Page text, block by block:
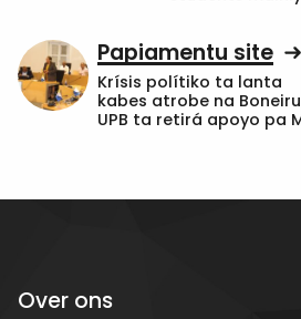
Papiamentu site
Krísis polítiko ta lanta
kabes atrobe na
UPB ta retirá apoyo pa
Over ons